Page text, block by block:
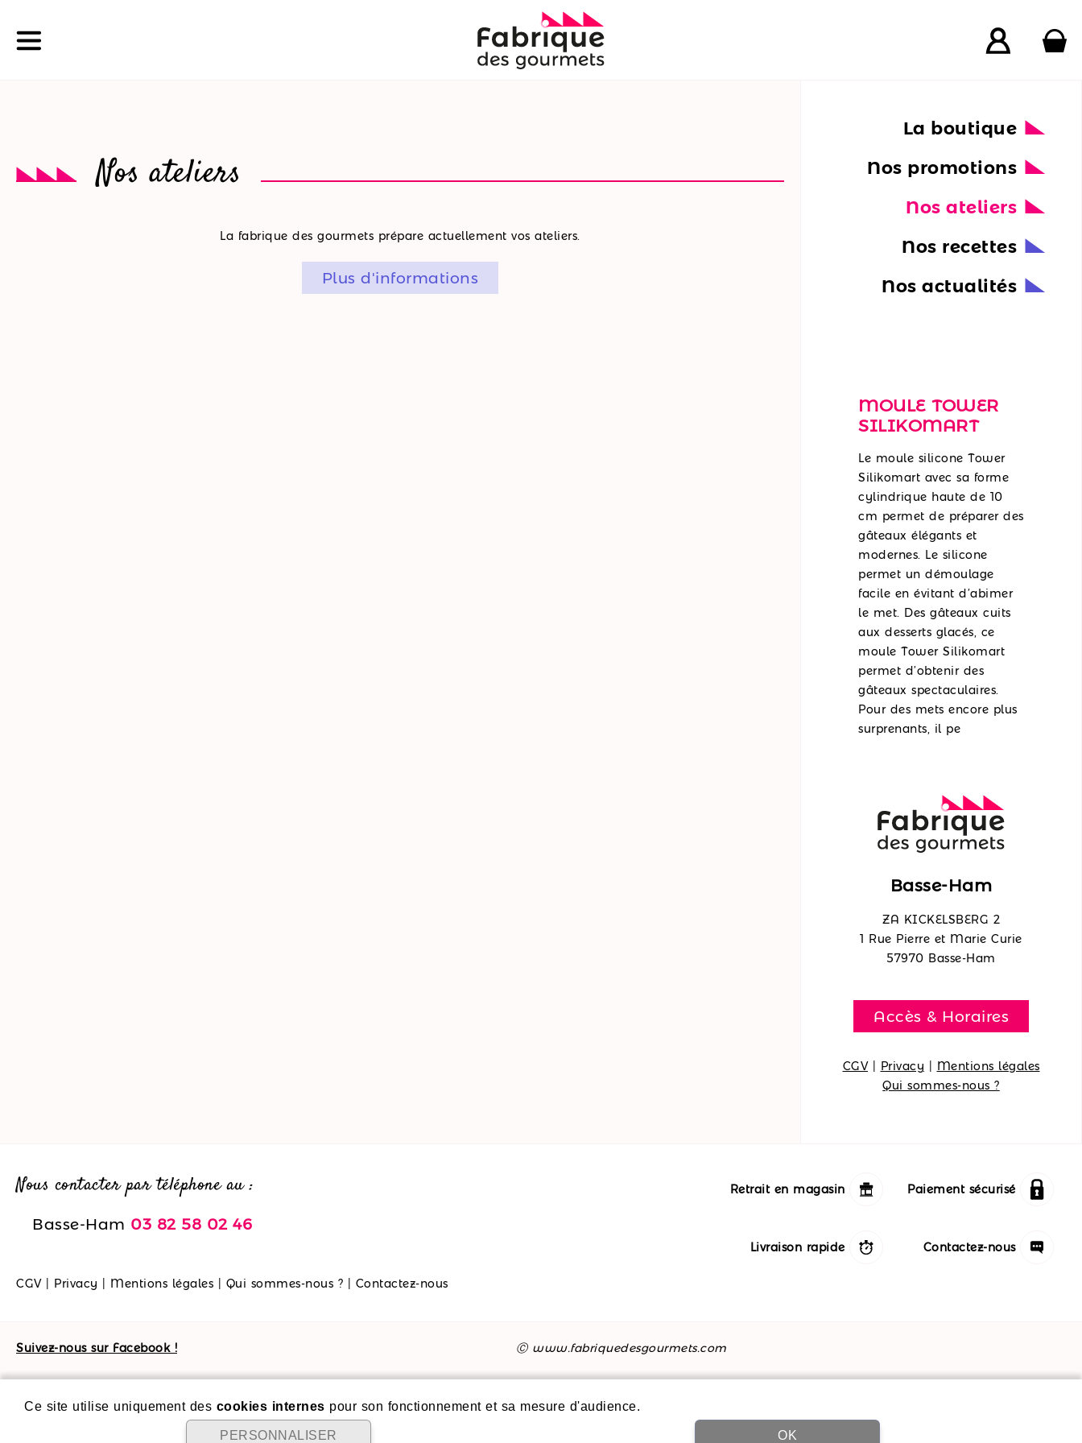
La
boutique
La boutique
Nos promotions
Nos ateliers
Nos recettes
Nos actualités
MOULE TOWER
SILIKOMART
Le moule silicone Tower
Silikomart avec sa forme
cylindrique haute de 10
cm permet de préparer des
gâteaux élégants et
modernes. Le silicone
permet un démoulage
facile en évitant d’abimer
le met. Des gâteaux cuits
aux desserts glacés, ce
moule Tower Silikomart
permet d’obtenir des
gâteaux spectaculaires.
Pour des mets encore plus
surprenants, il pe
Basse-Ham
ZA KICKELSBERG 2
1 Rue Pierre et Marie Curie
57970 Basse-Ham
Accès & Horaires
CGV| Privacy
Mentions légales
Qui sommes-nous ?
Nos ateliers
La fabrique des gourmets prépare actuellement vos ateliers.
Plus d'informations
Nous contacter par téléphone au :
Basse-Ham 03 82 58 02 46
CGV| Privacy Mentions légales Qui sommes-nous ? Contactez-nous
Retrait en magasin
Livraison rapide
Paiement sécurisé
Contactez-nous
Suivez-nous sur Facebook ! Ⓒ www.fabriquedesgourmets.com
Ce site utilise uniquement des cookies internes pour son fonctionnement et sa mesure d'audience.
PERSONNALISER OK